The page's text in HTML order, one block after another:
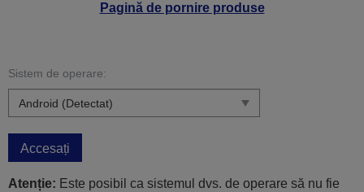
Pagină de pornire produse
Sistem de operare:
Accesați
Atenție: Este posibil ca sistemul dvs. de operare să nu fie